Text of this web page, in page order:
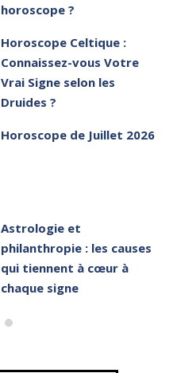
horoscope ?
Horoscope Celtique :
Connaissez-vous Votre
Vrai Signe selon les
Druides ?
Horoscope de Juillet 2026
Astrologie et
philanthropie : les causes
qui tiennent à cœur à
chaque signe